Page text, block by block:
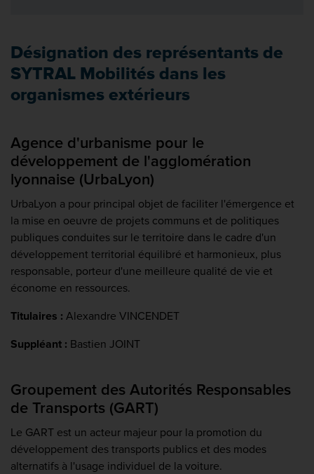
Désignation des représentants de
SYTRAL Mobilités dans les
organismes extérieurs
Agence d'urbanisme pour le
développement de l'agglomération
lyonnaise (UrbaLyon)
UrbaLyon a pour principal objet de faciliter l'émergence et
la mise en oeuvre de projets communs et de politiques
publiques conduites sur le territoire dans le cadre d'un
développement territorial équilibré et harmonieux, plus
responsable, porteur d'une meilleure qualité de vie et
économe en ressources.
Titulaires : Alexandre VINCENDET
Suppléant : Bastien JOINT
Groupement des Autorités Responsables
de Transports (GART)
Le GART est un acteur majeur pour la promotion du
développement des transports publics et des modes
alternatifs à l'usage individuel de la voiture.